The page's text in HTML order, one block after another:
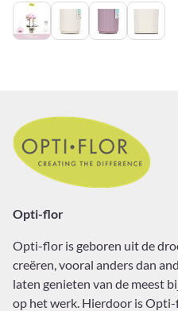
Opti-flor
Opti-flor is geboren uit de
creëren, vooral anders dan
laten genieten van de meest
op het werk. Hierdoor is